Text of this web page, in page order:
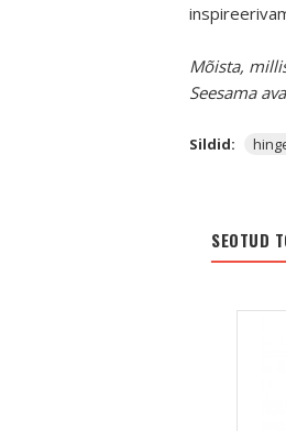
Mõista,
Seesama
Sildid:
SEOTUD